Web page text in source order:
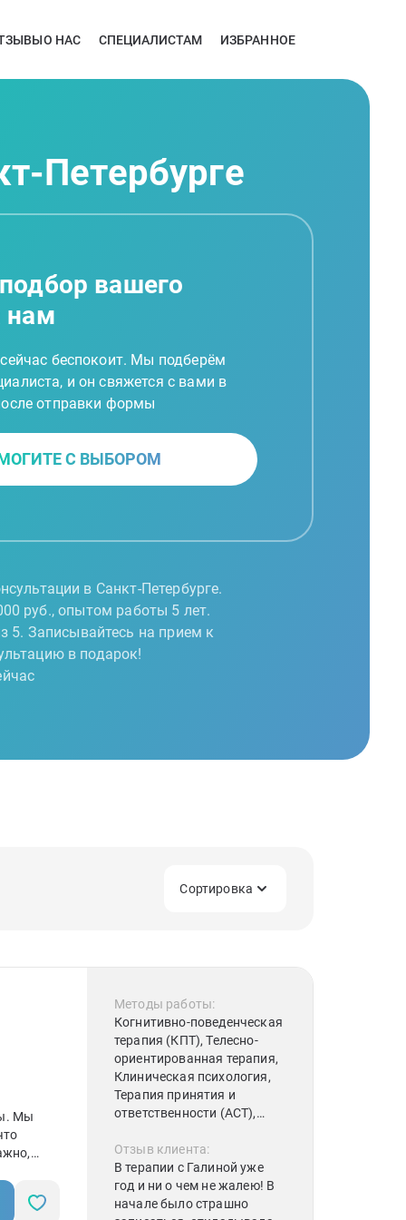
О НАС СПЕЦИАЛИСТАМ ИЗБРАННОЕ
Петербурге
вашего
нам
беспокоит. Мы подберём
и он свяжется с вами в
отправки формы
С ВЫБОРОМ
в Санкт-Петербурге.
руб., опытом работы 5 лет.
5. Записывайтесь на прием к
в подарок!
Сортировка
Мы
Методы работы:
Когнитивно-поведенческая
терапия (КПТ), Телесно-
ориентированная терапия,
Клиническая психология,
Терапия принятия и
ответственности (АСТ),
Рационально-
эмоционально-
поведенческая терапия,
Когнитивная терапия,
Отзыв клиента:
В терапии с Галиной уже
год и ни о чем не жалею! В
начале было страшно